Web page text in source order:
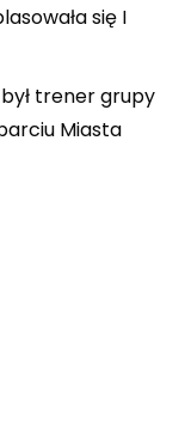
się I
trener grupy
Miasta